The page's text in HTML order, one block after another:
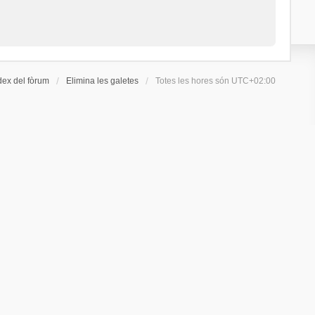
del fòrum Elimina les galetes Totes les hores són UTC+02:00